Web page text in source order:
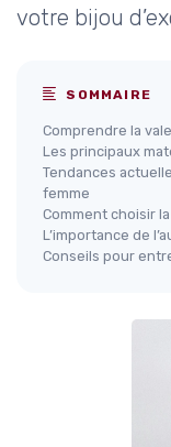
votre bijou
SOMMAIRE
Comprendre la
Les principaux
Tendances
femme
Comment choisir
L’importance de
Conseils pour